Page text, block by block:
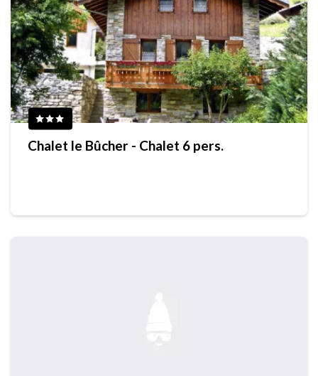
Chalet le Bûcher - Chalet 6 pers.